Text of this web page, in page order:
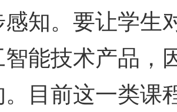
知。要让学生
能技术产品，
目前这一类课